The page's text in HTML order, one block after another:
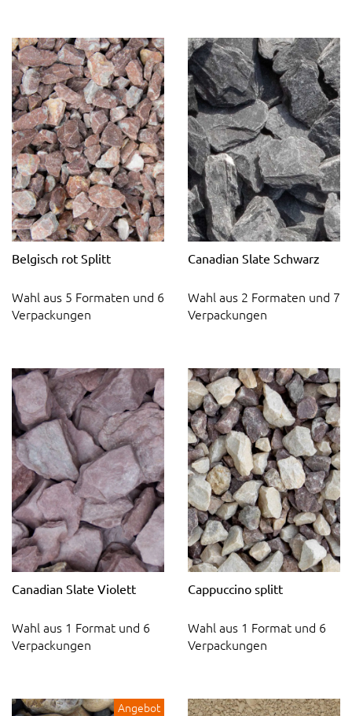
Belgisch rot Splitt
Wahl aus 5 Formaten und 6
Verpackungen
Canadian Slate Schwarz
Wahl aus 2 Formaten und 7
Verpackungen
Canadian Slate Violett
Wahl aus 1 Format und 6
Verpackungen
Cappuccino splitt
Wahl aus 1 Format und 6
Verpackungen
Angebot